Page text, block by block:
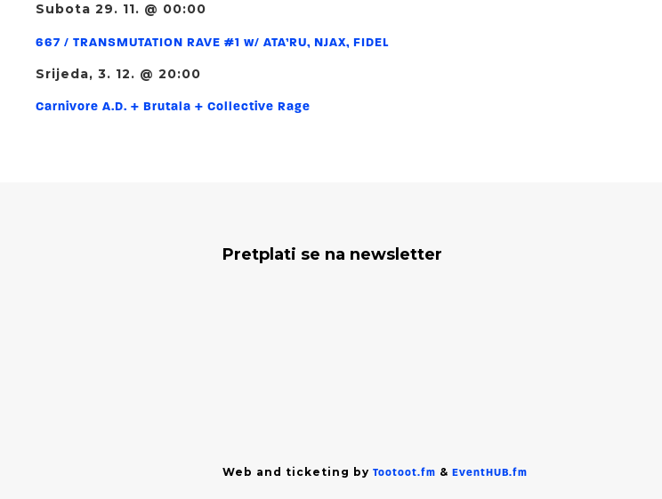
Subota 29. 11. @ 00:00
667 / TRANSMUTATION RAVE #1 w/ ATA’RU, NJAX, FIDEL
Srijeda, 3. 12. @ 20:00
Carnivore A.D. + Brutala + Collective Rage
Pretplati se na newsletter
Web and ticketing by Tootoot.fm & EventHUB.fm